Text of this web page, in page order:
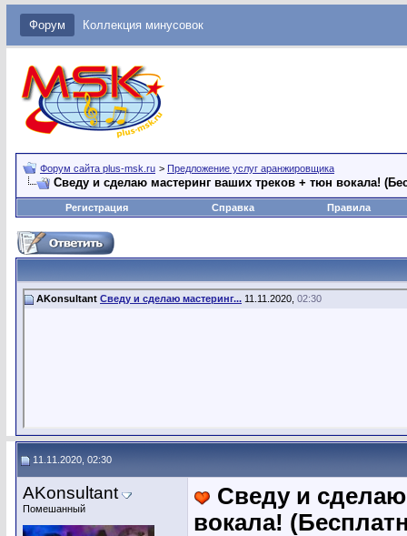
Форум Коллекция минусовок
Форум сайта plus-msk.ru > Предложение услуг аранжировщика
Сведу и сделаю мастеринг ваших треков + тюн вокала!
Регистрация Справка Правила
AKonsultant Сведу и сделаю мастеринг... 11.11.2020, 02:30
11.11.2020, 02:30
AKonsultant
Помешанный
Сведу и
вокала!